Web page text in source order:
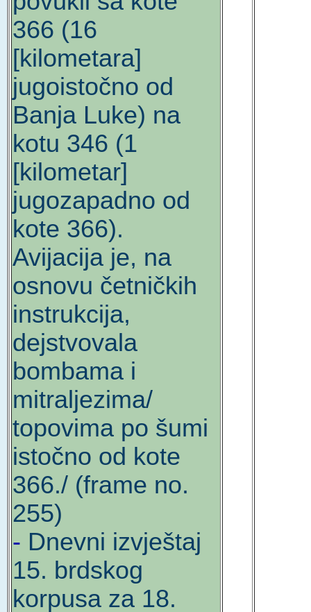
366 (16
[kilometara]
jugoistočno od
Banja Luke) na
kotu 346 (1
[kilometar]
jugozapadno od
kote 366).
Avijacija je, na
osnovu četničkih
instrukcija,
dejstvovala
bombama i
mitraljezima/
topovima po šumi
istočno od kote
366./ (frame no.
255)
- Dnevni izvještaj
15. brdskog
korpusa za 18.